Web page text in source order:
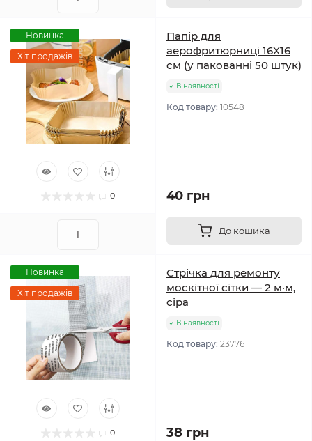
Новинка
Хіт продажів
0
Папір для
аерофритюрниці 16X16
см (у пакованні 50 штук)
В наявності
Код товару: 10548
40 грн
До кошика
Новинка
Хіт продажів
0
Стрічка для ремонту
москітної сітки — 2 м·м,
сіра
В наявності
Код товару: 23776
38 грн